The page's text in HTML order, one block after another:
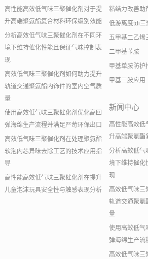
高性能高效低气味三聚催化剂对于提
升高端聚氨酯复合材料环保级别效能
分析高效低气味三聚催化剂在不同环
境下维持催化性能且保证气味控制表
现
高效低气味三聚催化剂如何助力提升
轨道交通聚氨酯内饰件的室内空气质
量
使用高效低气味三聚催化剂优化高回
弹海绵生产流程并满足严苛环保出口
高效低气味三聚催化剂在处理聚氨酯
软泡内芯异味去除工艺的技术应用指
导
高性能高效低气味三聚催化剂在提升
儿童泡沫玩具安全性与触感表现分析
粘结力改善助
低游离度tdi三
五甲基二乙烯
二甲基苄胺
甲基单胺防护
甲基二胺应用
新闻中心
高性能高效低
升高端聚氨酯
分析高效低气
境下维持催化
现
高效低气味三
轨道交通聚氨
量
使用高效低气
弹海绵生产流
高效低气味三